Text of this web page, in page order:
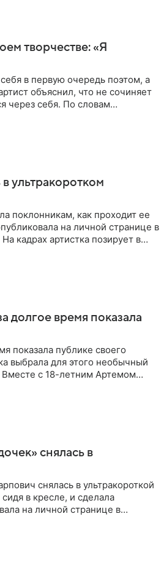
творчестве: «Я
в первую очередь поэтом, а
объяснил, что не сочиняет
через себя. По словам
ультракоротком
поклонникам, как проходит ее
на личной странице в
кадрах артистка позирует в
долгое время показала
показала публике своего
выбрала для этого необычный
с 18-летним Артемом
снялась в
снялась в ультракороткой
в кресле, и сделала
на личной странице в